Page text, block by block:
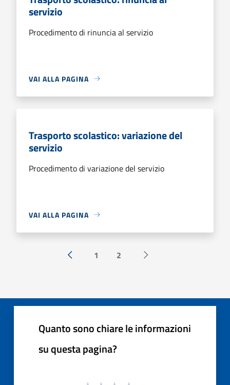
servizio
Procedimento di rinuncia al servizio
VAI ALLA PAGINA
Trasporto scolastico: variazione del
servizio
Procedimento di variazione del servizio
VAI ALLA PAGINA
« Precedente
1 2 Successiva »
Quanto sono chiare le informazioni
su questa pagina?